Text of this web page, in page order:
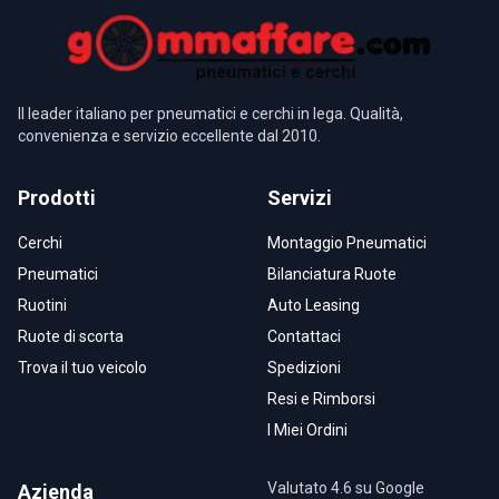
Il leader italiano per pneumatici e cerchi in lega. Qualità,
convenienza e servizio eccellente dal 2010.
Prodotti
Cerchi
Pneumatici
Ruotini
Ruote di scorta
Trova il tuo veicolo
Servizi
Montaggio Pneumatici
Bilanciatura Ruote
Auto Leasing
Contattaci
Spedizioni
Resi e Rimborsi
I Miei Ordini
Azienda Valutato 4.6 su Google